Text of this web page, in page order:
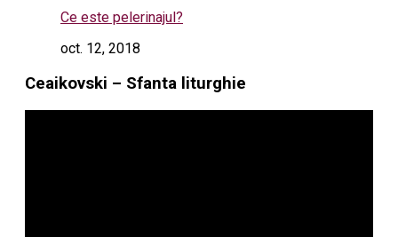
Ce este pelerinajul?
oct. 12, 2018
Ceaikovski – Sfanta liturghie